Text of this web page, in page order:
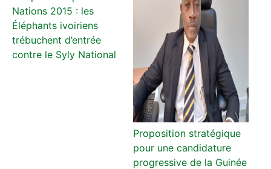
Nations 2015 : les
Éléphants ivoiriens
trébuchent d’entrée
contre le Syly National
Proposition stratégique
pour une candidature
progressive de la Guinée